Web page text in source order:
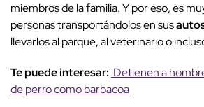
miembros de la familia. Y por eso, es
personas transportándolos en sus
llevarlos al parque, al veterinario o
Te puede interesar: Detienen a
de perro como barbacoa